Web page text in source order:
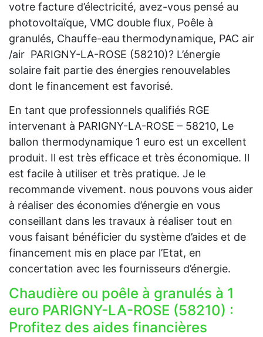
votre facture d’électricité, avez-vous pensé au
photovoltaïque, VMC double flux, Poêle à
granulés, Chauffe-eau thermodynamique, PAC air
/air PARIGNY-LA-ROSE (58210)? L’énergie
solaire fait partie des énergies renouvelables
dont le financement est favorisé.
En tant que professionnels qualifiés RGE
intervenant à PARIGNY-LA-ROSE – 58210, Le
ballon thermodynamique 1 euro est un excellent
produit. Il est très efficace et très économique. Il
est facile à utiliser et très pratique. Je le
recommande vivement. nous pouvons vous aider
à réaliser des économies d’énergie en vous
conseillant dans les travaux à réaliser tout en
vous faisant bénéficier du système d’aides et de
financement mis en place par l’Etat, en
concertation avec les fournisseurs d’énergie.
Chaudière ou poêle à granulés à 1
euro PARIGNY-LA-ROSE (58210) :
Profitez des aides financières